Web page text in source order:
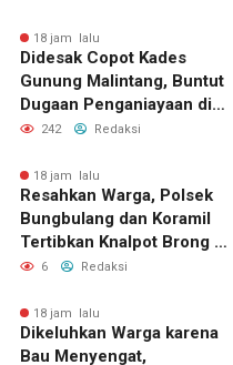
18 jam lalu
Didesak Copot Kades
Gunung Malintang, Buntut
Dugaan Penganiayaan di
Dusun Balakka Padang
242 Redaksi
18 jam lalu
Resahkan Warga, Polsek
Bungbulang dan Koramil
Tertibkan Knalpot Brong di
Jalan Raya
6 Redaksi
18 jam lalu
Dikeluhkan Warga karena
Bau Menyengat,